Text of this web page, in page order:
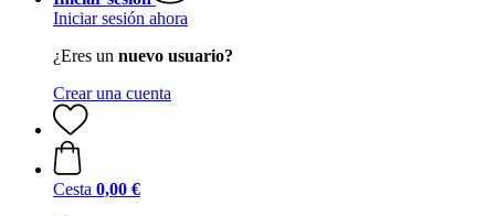
Iniciar sesión ahora
¿Eres un nuevo usuario?
Crear una cuenta
Cesta 0,00 €